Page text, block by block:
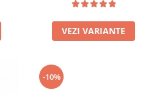
VEZI VARIANTE
-10%